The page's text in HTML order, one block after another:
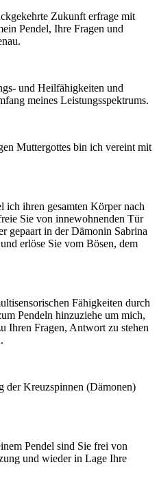
Zukunft erfrage mit
Pendel, Ihre Fragen und
und Heilfähigkeiten und
meines Leistungsspektrums.
Muttergottes bin ich vereint mit
ich ihren gesamten Körper nach
Sie von innewohnenden Tür
gepaart in der Dämonin Sabrina
erlöse Sie vom Bösen, dem
Fähigkeiten durch
Pendeln hinzuziehe um mich,
Ihren Fragen, Antwort zu stehen
der Kreuzspinnen (Dämonen)
Pendel sind Sie frei von
und wieder in Lage Ihre